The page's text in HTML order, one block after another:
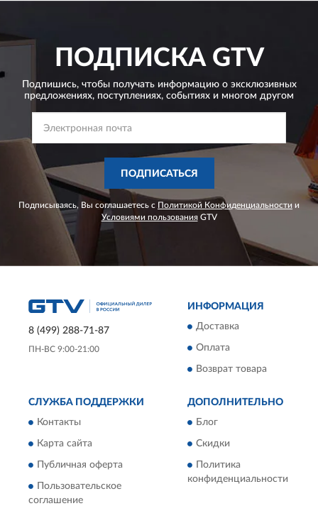
ПОДПИСКАGTV
Подпишись, чтобы получать информацию о эксклюзивных
предложениях, поступлениях, событиях и многом другом
ПОДПИСАТЬСЯ
Подписываясь, Вы соглашаетесь с Политикой Конфиденциальности и
Условиями пользованияGTV
8 (499) 288-71-87
ПН-ВС 9:00-21:00
ИНФОРМАЦИЯ
Доставка
Оплата
Возврат товара
СЛУЖБА ПОДДЕРЖКИ
Контакты
Карта сайта
Публичная оферта
Пользовательское
соглашение
ДОПОЛНИТЕЛЬНО
Блог
Скидки
Политика
конфиденциальности